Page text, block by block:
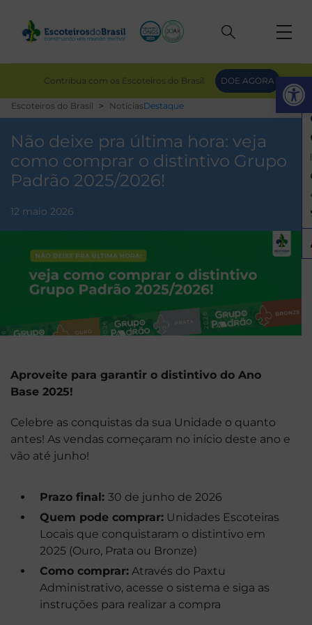
Contribua com os Escoteiros do Brasil DOE AGORA
Escoteiros do Brasil NotíciasDestaque
Não deixe pra última hora: veja
como comprar o distintivo Grupo
Padrão 2025/2026!
12 maio 2026
Aproveite para garantir o distintivo do Ano
Base 2025!
Celebre as conquistas da sua Unidade o quanto
antes! As vendas começaram no início deste ano e
vão até junho!
Prazo final: 30 de junho de 2026
Quem pode comprar: Unidades Escoteiras
Locais que conquistaram o distintivo em
2025 (Ouro, Prata ou Bronze)
Como comprar: Através do Paxtu
Administrativo, acesse o sistema e siga as
instruções para realizar a compra